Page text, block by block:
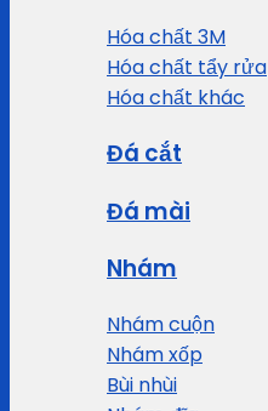
Hóa chất 3M
Hóa chất tẩy rửa
Hóa chất khác
Đá cắt
Đá mài
Nhám
Nhám cuộn
Nhám xốp
Bùi nhùi